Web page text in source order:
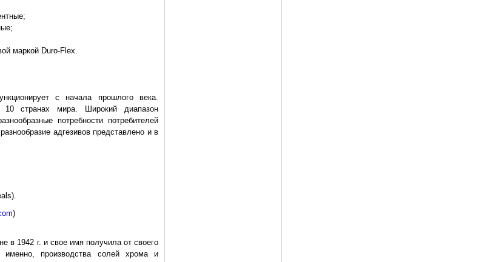
маркой Duro-Flex.
с начала прошлого века.
10 странах мира. Широкий диапазон
потребности потребителей
адгезивов представлено и в
)
в 1942 г. и свое имя получила от своего
производства солей хрома и